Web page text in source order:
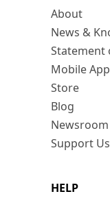
About
News &
Statement
Mobile App
Store
Blog
Newsroom
Support Us
HELP